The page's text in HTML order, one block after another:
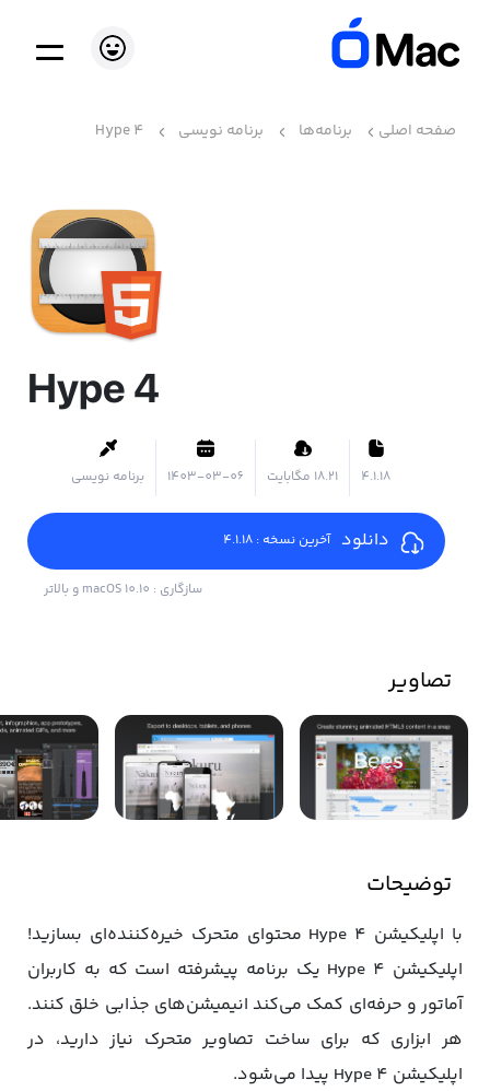
صفحه اصلی برنامه‌ها برنامه نویسی Hype 4
Hype 4
4.1.18 ۱۸.۲۱ مگابایت 1403-03-06 برنامه نویسی
دانلود آخرین نسخه : 4.1.18
سازگاری : macOS 10.10 و بالاتر
تصاویر
توضیحات
با اپلیکیشن Hype 4 محتوای متحرک خیره‌کننده‌ای بسازید!
اپلیکیشن Hype 4 یک برنامه پیشرفته است که به کاربران
آماتور و حرفه‌ای کمک می‌کند انیمیشن‌های جذابی خلق کنند.
هر ابزاری که برای ساخت تصاویر متحرک نیاز دارید، در
اپلیکیشن Hype 4 پیدا می‌شود.